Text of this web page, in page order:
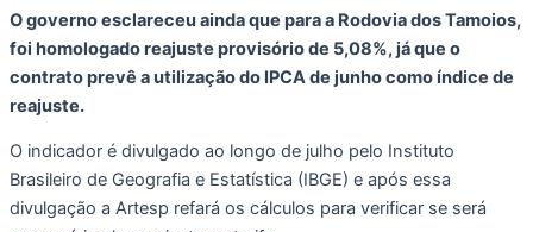
O governo esclareceu ainda que para a Rodovia dos Tamoios,
foi homologado reajuste provisório de 5,08%, já que o
contrato prevê a utilização do IPCA de junho como índice de
reajuste.
O indicador é divulgado ao longo de julho pelo Instituto
Brasileiro de Geografia e Estatística (IBGE) e após essa
divulgação a Artesp refará os cálculos para verificar se será